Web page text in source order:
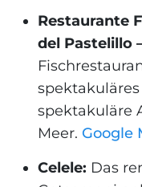
Restaurante
del Pastelillo
spektakuläres
spektakuläre
Meer. Google
Celele: Das